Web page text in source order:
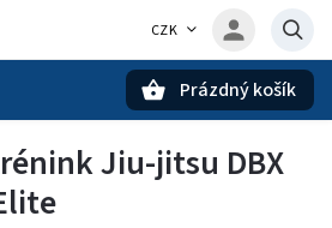
CZK
Prázdný košík
Jiu-jitsu DBX